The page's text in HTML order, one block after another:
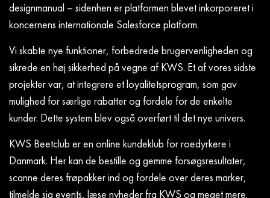
designmanual – sidenhen er platformen blevet inkorporeret i
koncernens internationale Salesforce platform.
Vi skabte nye funktioner, forbedrede brugervenligheden og
sikrede en høj sikkerhed på vegne af KWS. Et af vores sidste
projekter var, at integrere et loyalitetsprogram, som gav
mulighed for særlige rabatter og fordele for de enkelte
kunder. Dette system blev også overført til det nye univers.
KWS Beetclub er en online kundeklub for roedyrkere i
Danmark. Her kan de bestille og gemme forsøgsresultater,
scanne deres frøpakker ind og fordele over deres marker,
tilmelde sig events, læse nyheder fra KWS og meget mere.